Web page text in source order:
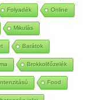
Folyadék Online
Mikulás
Barátok
Brokkolifőzelék
Food